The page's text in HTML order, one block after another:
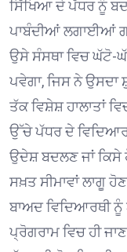
ਸਿੱਖਿਆ ਦੇ ਪੱਧਰ ਨੂੰ
ਪਾਬੰਦੀਆਂ ਲਗਾਈਆਂ
ਉਸੇ ਸੰਸਥਾ ਵਿਚ ਘੱਟੋ-
ਪਵੇਗਾ, ਜਿਸ ਨੇ ਉਸਦਾ
ਤੱਕ ਵਿਸ਼ੇਸ਼ ਹਾਲਾਤਾਂ
ਉੱਚੇ ਪੱਧਰ ਦੇ
ਉਦੇਸ਼ ਬਦਲਣ ਜਾਂ ਕਿਸੇ
ਸਖ਼ਤ ਸੀਮਾਵਾਂ ਲਾਗੂ
ਬਾਅਦ ਵਿਦਿਆਰਥੀ
ਪ੍ਰੋਗਰਾਮ ਵਿਚ ਹੀ